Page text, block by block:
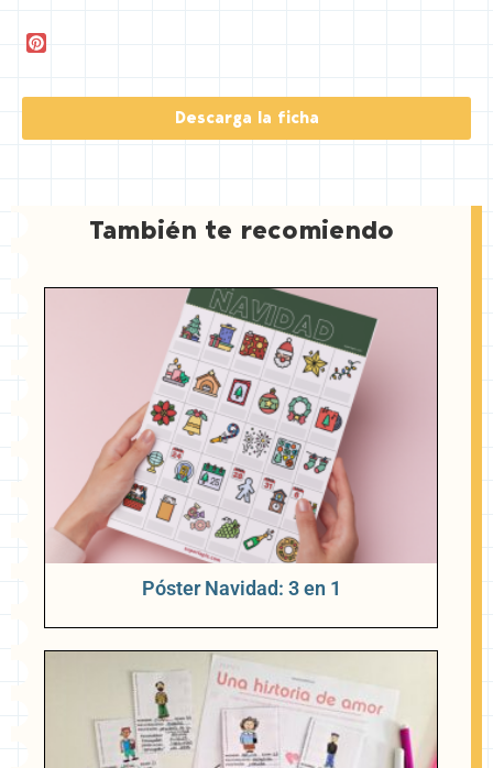
t
r
Descarga la ficha
También te recomiendo
Póster Navidad: 3 en 1